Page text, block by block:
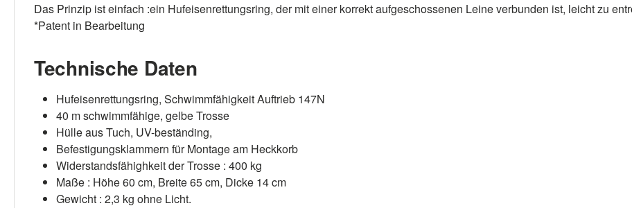
Das Prinzip ist einfach :ein Hufeisenrettungsring, der mit einer korrekt aufgeschossenen Leine verbunden ist, leicht zu
*Patent in Bearbeitung
Technische Daten
Hufeisenrettungsring, Schwimmfähigkeit Auftrieb 147N
40 m schwimmfähige, gelbe Trosse
Hülle aus Tuch, UV-beständing,
Befestigungsklammern für Montage am Heckkorb
Widerstandsfähighkeit der Trosse : 400 kg
Maße : Höhe 60 cm, Breite 65 cm, Dicke 14 cm
Gewicht : 2,3 kg ohne Licht.